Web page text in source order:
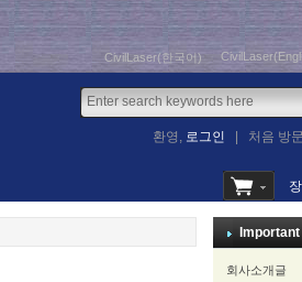
CivilLaser(한국어)
환영, 로그인 처음 방
회사소개글